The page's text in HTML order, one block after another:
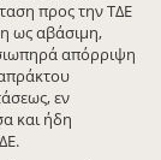
προς την ΤΔΕ
ως αβάσιμη,
απόρριψη
εν
και ήδη